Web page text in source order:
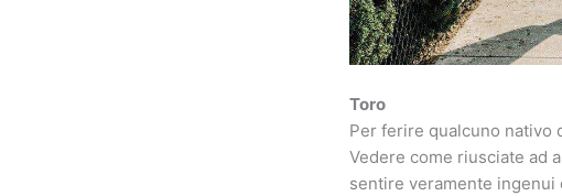
Toro
Per ferire qualcuno nativo
Vedere come riusciate ad
sentire veramente